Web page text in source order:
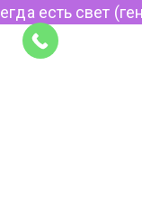
есть свет